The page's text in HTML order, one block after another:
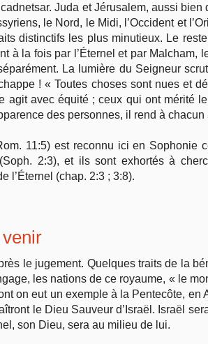
Juda et Jérusalem, aussi
le Nord, le Midi, l’Occident et
distinctifs les plus minutieux. Le
à la fois par l’Éternel et par Malcham,
La lumière du Seigneur
! « Toutes choses sont nues et
agit avec équité ; ceux qui ont mérité
des personnes, il rend à
11:5) est reconnu ici en Sophonie
2:3), et ils sont exhortés à
l’Éternel (chap. 2:3 ; 3:8).
le jugement. Quelques traits de la
les nations de ce royaume, « le
on eut un exemple à la Pentecôte, en
le Dieu Sauveur d’Israël. Israël
son Dieu, sera au milieu de lui.